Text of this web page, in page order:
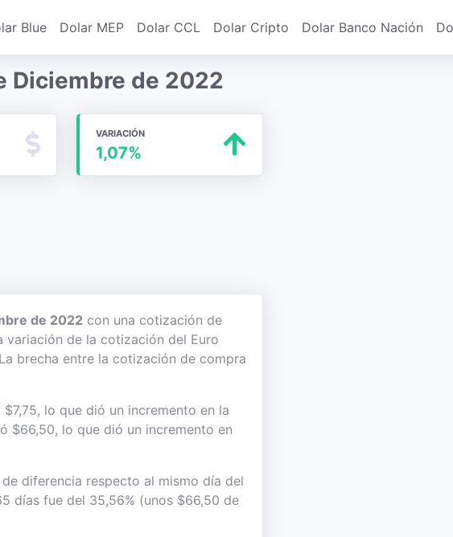
Blue Dolar MEP Dolar CCL Dolar Cripto Dolar Banco Nación
Diciembre de 2022
VARIACIÓN
1,07%
de 2022 con una cotización de
variación de la cotización del Euro
brecha entre la cotización de compra
lo que dió un incremento en la
$66,50, lo que dió un incremento en
diferencia respecto al mismo día del
días fue del 35,56% (unos $66,50 de